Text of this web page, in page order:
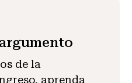
de la
aprenda